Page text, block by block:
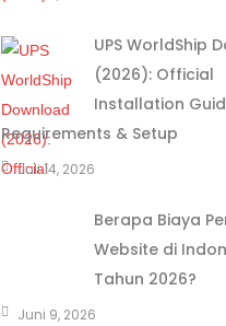
UPS WorldShip
(2026): Official
Installation
Requirements & Setup
Juli 14, 2026
Berapa Biaya
Website di
Tahun 2026?
Juni 9, 2026